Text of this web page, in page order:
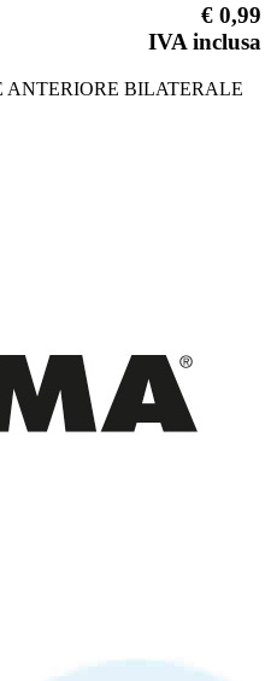
€ 0,99
IVA inclusa
ANTERIORE BILATERALE